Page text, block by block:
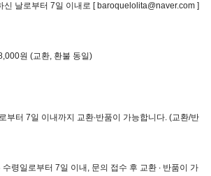
신 날로부터 7일 이내로 [ baroquelolita@naver.com ]
원 (교환, 환불 동일)
부터 7일 이내까지 교환∙반품이 가능합니다. (교환/반
령일로부터 7일 이내, 문의 접수 후 교환 ∙ 반품이 가